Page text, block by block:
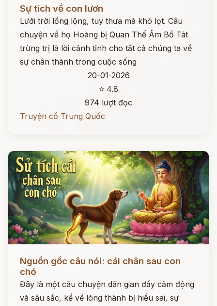
Sự tích về con lươn
Lưới trời lồng lộng, tuy thưa mà khó lọt. Câu
chuyện về họ Hoàng bị Quan Thế Âm Bồ Tát
trừng trị là lời cảnh tỉnh cho tất cả chúng ta về
sự chân thành trong cuộc sống
20-01-2026
⭐ 4.8
974 lượt đọc
Truyện cổ Trung Quốc
Đọc ngay
Nguồn gốc câu nói: cái chân sau con
chó
Đây là một câu chuyện dân gian đầy cảm động
và sâu sắc, kể về lòng thành bị hiểu sai, sự